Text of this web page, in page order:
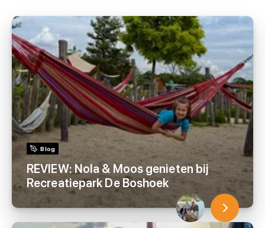
Blog
REVIEW: Nola & Moos genieten bij
Recreatiepark De Boshoek